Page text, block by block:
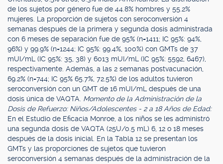
de los sujetos por género fue de 44.8% hombres y 55.2%
mujeres. La proporción de sujetos con seroconversión 4
semanas después de la primera y segunda dosis administrada
con 6 meses de separación fue de 95% (n=1411; IC 95%: 94%,
96%) y 99.9% (n=1244; IC 95%: 99.4%, 100%) con GMTs de 37
mUI/mL (IC 95%: 35, 38) y 6013 mUI/mL (IC 95%: 5592, 6467),
respectivamente. Además, a las 2 semanas postvacunación,
69.2% (n=744; IC 95% 65.7%, 72.5%) de los adultos tuvieron
seroconversión con un GMT de 16 mUI/mL después de una
dosis única de VAQTA. Momento de la Administración de la
Dosis de Refuerzo: Niños/Adolescentes - 2 a 18 Años de Edad:
En el Estudio de Eficacia Monroe, a los niños se les administró
una segunda dosis de VAQTA (25U/0.5 mL) 6, 12 o 18 meses
después de la dosis inicial. En la Tabla 12 se presentan los
GMTs y las proporciones de sujetos que tuvieron
seroconversión 4 semanas después de la administración de la